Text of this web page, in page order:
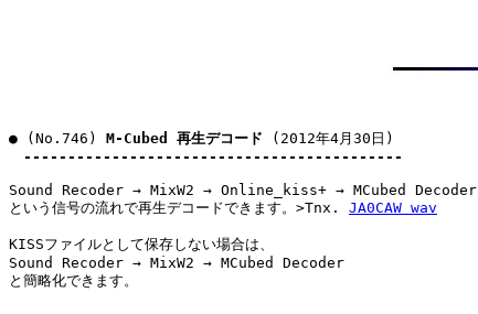
● (No.746) M-Cubed 再生デコード (2012年4月30日)
-------------------------------------------
Sound Recoder → MixW2 → Online_kiss+ → MCubed Decoder
という信号の流れで再生デコードできます。>Tnx. JA0CAW wav
KISSファイルとして保存しない場合は、
Sound Recoder → MixW2 → MCubed Decoder
と簡略化できます。